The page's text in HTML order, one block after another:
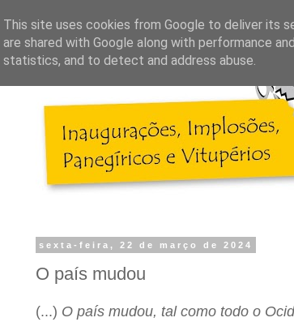
sexta-feira, 22 de março de 2024
O país mudou
(...) O país mudou, tal como todo o
This site uses cookies from Google to deliver its
are shared with Google along with performance
statistics, and to detect and address abuse.